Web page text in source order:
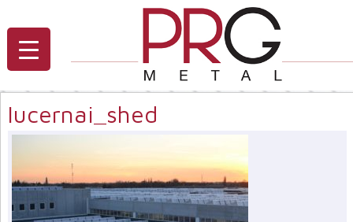
lucernai_shed